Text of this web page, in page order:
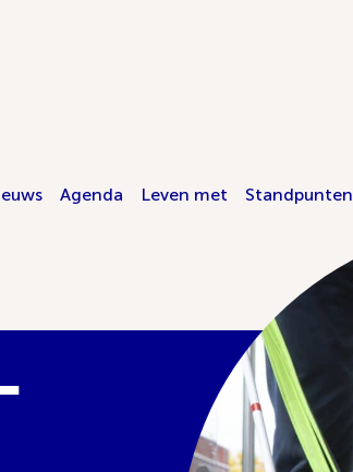
Agenda Leven met Standpunten